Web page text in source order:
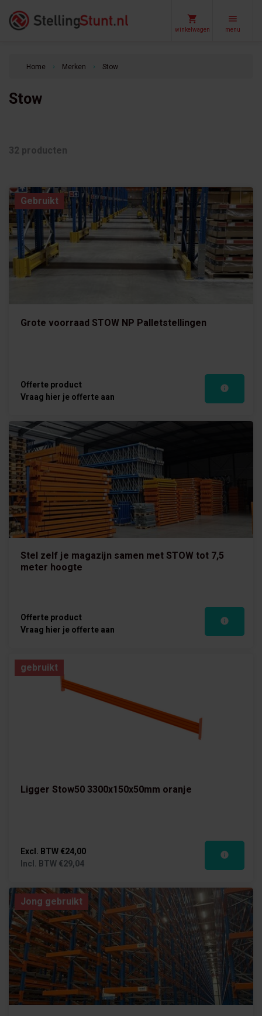
winkelwagen menu
Home keyboard_arrow_right Merken keyboard_arrow_right Stow
Stow
32 producten
Grote voorraad STOW NP Palletstellingen
Offerte product
Vraag hier je offerte aan
Gebruikt
Stel zelf je magazijn samen met STOW tot 7,5
meter hoogte
Offerte product
Vraag hier je offerte aan
Ligger Stow50 3300x150x50mm oranje
Excl. BTW€24,00
Incl. BTW€29,04
gebruikt
Jong gebruikt